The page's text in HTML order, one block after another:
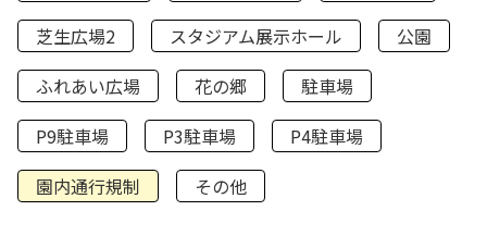
芝生広場2
スタジアム展示ホール
公園
ふれあい広場
花の郷
駐車場
P9駐車場
P3駐車場
P4駐車場
園内通行規制
その他